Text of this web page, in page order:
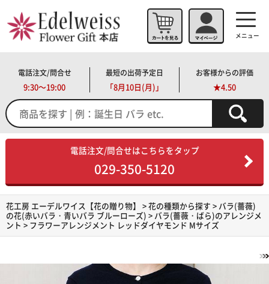
メニュー
電話注文/問合せ
9:30～19:00
最短の出荷予定日
「8月10日(月)」
お客様からの評価
★4.50
電話注文/問合せはこちらをタップ
029-350-5120
花工房 エーデルワイス【花の贈り物】 >花の種類から探す > バラ(薔薇)
の花(赤いバラ・青いバラ ブルーローズ) > バラ(薔薇・ばら)のアレンジメ
ント > フラワーアレンジメント レッドダイヤモンド Mサイズ